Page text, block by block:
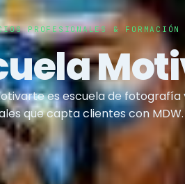
PROFESIONALES &
es escuela de fotografía
que capta clientes con MDW.